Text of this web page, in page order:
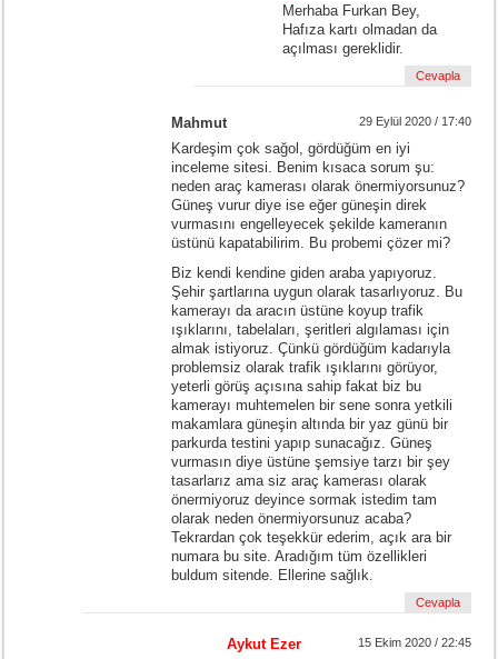
Merhaba Furkan Bey,
Hafıza kartı olmadan da
açılması gereklidir.
Cevapla
Mahmut 29 Eylül 2020 / 17:40
Kardeşim çok sağol, gördüğüm en iyi
inceleme sitesi. Benim kısaca sorum şu:
neden araç kamerası olarak önermiyorsunuz?
Güneş vurur diye ise eğer güneşin direk
vurmasını engelleyecek şekilde kameranın
üstünü kapatabilirim. Bu probemi çözer mi?
Biz kendi kendine giden araba yapıyoruz.
Şehir şartlarına uygun olarak tasarlıyoruz. Bu
kamerayı da aracın üstüne koyup trafik
ışıklarını, tabelaları, şeritleri algılaması için
almak istiyoruz. Çünkü gördüğüm kadarıyla
problemsiz olarak trafik ışıklarını görüyor,
yeterli görüş açısına sahip fakat biz bu
kamerayı muhtemelen bir sene sonra yetkili
makamlara güneşin altında bir yaz günü bir
parkurda testini yapıp sunacağız. Güneş
vurmasın diye üstüne şemsiye tarzı bir şey
tasarlarız ama siz araç kamerası olarak
önermiyoruz deyince sormak istedim tam
olarak neden önermiyorsunuz acaba?
Tekrardan çok teşekkür ederim, açık ara bir
numara bu site. Aradığım tüm özellikleri
buldum sitende. Ellerine sağlık.
Cevapla
Aykut Ezer 15 Ekim 2020 / 22:45